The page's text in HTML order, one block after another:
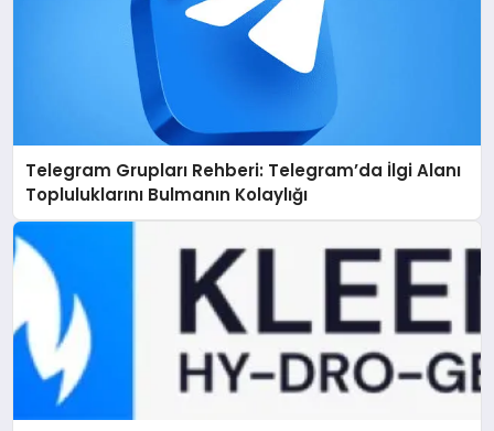
Telegram Grupları Rehberi: Telegram’da İlgi Alanı
Topluluklarını Bulmanın Kolaylığı